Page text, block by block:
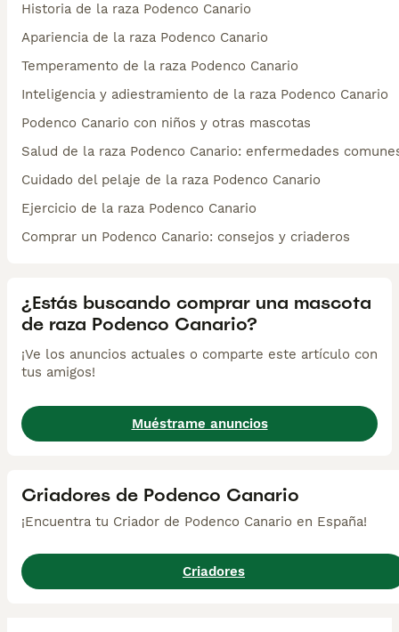
Historia de la raza Podenco Canario
Apariencia de la raza Podenco Canario
Temperamento de la raza Podenco Canario
Inteligencia y adiestramiento de la raza Podenco Canario
Podenco Canario con niños y otras mascotas
Salud de la raza Podenco Canario: enfermedades
Cuidado del pelaje de la raza Podenco Canario
Ejercicio de la raza Podenco Canario
Comprar un Podenco Canario: consejos y criaderos
¿Estás buscando comprar una mascota
de raza Podenco Canario?
¡Ve los anuncios actuales o comparte este artículo con
tus amigos!
Muéstrame anuncios
Criadores de Podenco Canario
¡Encuentra tu Criador de Podenco Canario en España!
Criadores